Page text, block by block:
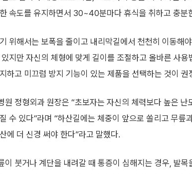
속도를 유지하면서 30~40분마다 휴식을 취하고 충분
위해서는 보폭을 줄이고 내리막길에서 천천히 이동해
지만 자신의 체형에 맞게 길이를 조절하고 올바른 사
하고 미끄럼 방지 기능이 있는 제품을 선택하는 것이 권
원 정형외과 원장은 “초보자는 자신의 체력보다 높은
수 있다”라며 “하산길에는 체중이 앞으로 쏠리고 무릎
에 더 신경 써야 한다”라고 말했다.
이 붓거나 계단을 내려갈 때 통증이 심해지는 경우, 발